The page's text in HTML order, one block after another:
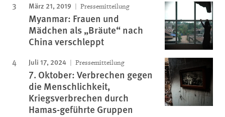
März 21, 2019 Pressemitteilung
Myanmar: Frauen und
Mädchen als „Bräute“ nach
China verschleppt
Juli 17, 2024 Pressemitteilung
7. Oktober: Verbrechen gegen
die Menschlichkeit,
Kriegsverbrechen durch
Hamas-geführte Gruppen